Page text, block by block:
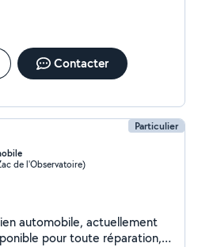
Contacter
Particulier
de l'Observatoire)
automobile, actuellement